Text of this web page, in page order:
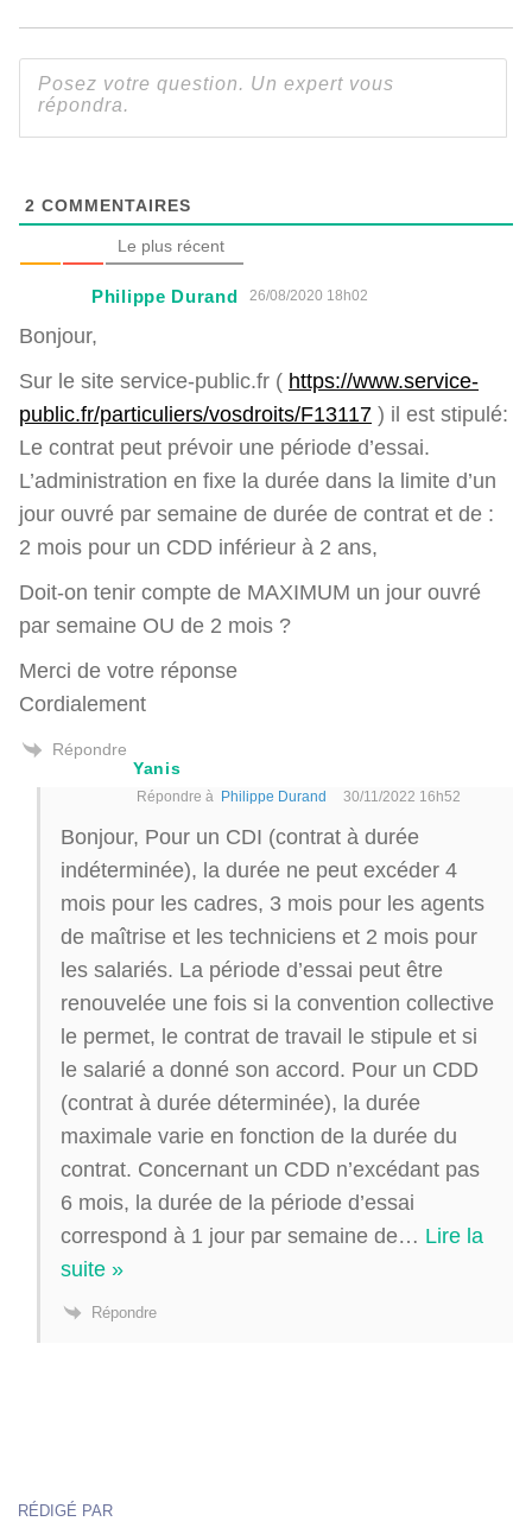
2 COMMENTAIRES
Le plus récent
Philippe Durand 26/08/2020 18h02
Bonjour,
Sur le site service-public.fr ( https://www.service-
public.fr/particuliers/vosdroits/F13117 ) il est stipulé:
Le contrat peut prévoir une période d’essai.
L’administration en fixe la durée dans la limite d’un
jour ouvré par semaine de durée de contrat et de :
2 mois pour un CDD inférieur à 2 ans,
Doit-on tenir compte de MAXIMUM un jour ouvré
par semaine OU de 2 mois ?
Merci de votre réponse
Cordialement
Répondre
Yanis
Répondre à Philippe Durand 30/11/2022 16h52
Bonjour, Pour un CDI (contrat à durée
indéterminée), la durée ne peut excéder 4
mois pour les cadres, 3 mois pour les agents
de maîtrise et les techniciens et 2 mois pour
les salariés. La période d’essai peut être
renouvelée une fois si la convention collective
le permet, le contrat de travail le stipule et si
le salarié a donné son accord. Pour un CDD
(contrat à durée déterminée), la durée
maximale varie en fonction de la durée du
contrat. Concernant un CDD n’excédant pas
6 mois, la durée de la période d’essai
correspond à 1 jour par semaine de… Lire la
suite »
Répondre
RÉDIGÉ PAR